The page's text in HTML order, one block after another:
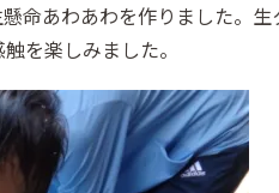
命あわあわを作りました。
を楽しみました。